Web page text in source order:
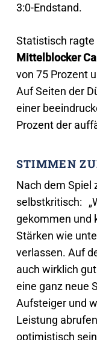
3:0-Endstand.
Statistisch
Mittelblocker
von 75 Prozent
Auf Seiten der
einer
Prozent der
STIMMEN
Nach dem Spiel
selbstkritisch:
gekommen und
Stärken wie
verlassen. Auf
auch wirklich
eine ganz neue
Aufsteiger und
Leistung
optimistisch